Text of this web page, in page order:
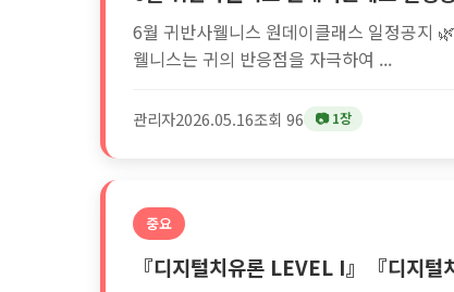
6월 귀반사웰니스 원데이클래스 일정공지
웰니스는 귀의 반응점을 자극하여 ...
관리자2026.05.16조회 96 📷 1장
중요
『디지털치유론 LEVEL I』『디지